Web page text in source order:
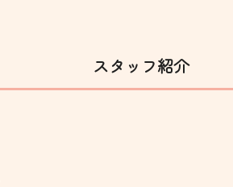
スタッフ紹介